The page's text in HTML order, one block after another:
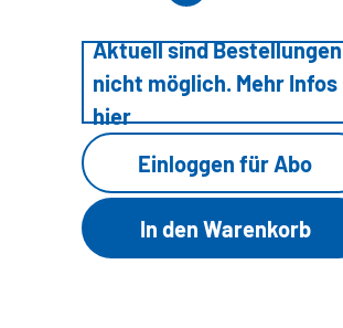
Aktuell sind Bestellungen
nicht möglich. Mehr Infos
hier
Einloggen für Abo